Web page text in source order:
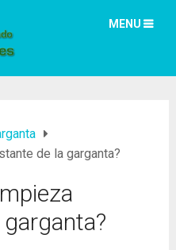
MENU
de la garganta?